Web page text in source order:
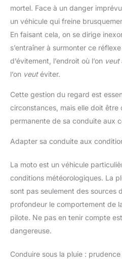
mortel. Face à un danger
un véhicule qui freine
En faisant cela, on se dirige
s’entraîner à surmonter ce
d’évitement, l’endroit où l’on veut
l’on veutéviter.
Cette gestion du regard est
circonstances, mais elle doit
permanente de sa conduite aux
Adapter sa conduite aux
La moto est un véhicule
conditions météorologiques. La
sont pas seulement des sources
profondeur le comportement de
pilote. Ne pas en tenir compte
dangereuse.
Conduire sous la pluie :